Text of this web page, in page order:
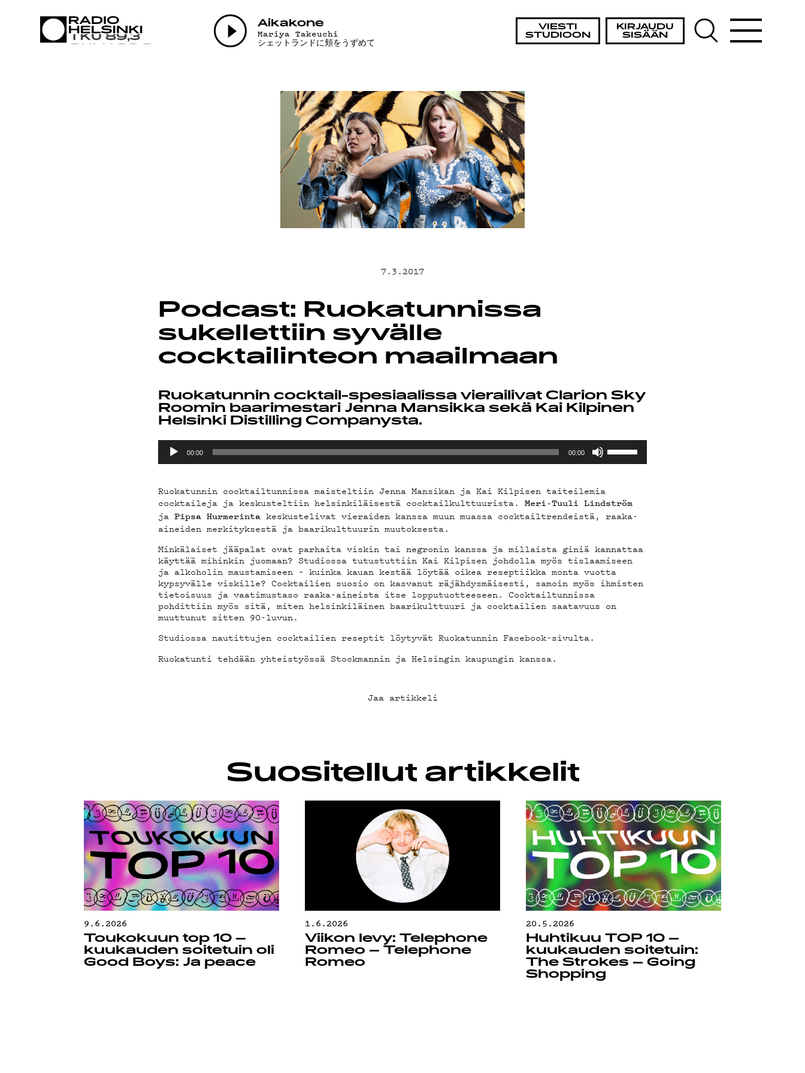
VIESTI
STUDIOON
KIRJAUDU
SISÄÄN
Aikakone
Mariya Takeuchi
シェットランドに頬をうずめて
AJANKOHTAISTA
OHJELMAT
TEKIJÄT
ON-DEMAND
PODCAST
MAINOSTA
YHTEYSTIEDOT
G LIVELAB
YSTÄVÄKLUBI
TIETOSUOJA
7.3.2017
Podcast: Ruokatunnissa
sukellettiin syvälle
cocktailinteon maailmaan
Ruokatunnin cocktail-spesiaalissa vierailivat Clarion Sky
Roomin baarimestari Jenna Mansikka sekä Kai Kilpinen
Helsinki Distilling Companysta.
Äänitoistin
00:00 00:00
ylös
äänenvoimakkuutta
suuremmaksi
Ruokatunnin cocktailtunnissa maisteltiin Jenna Mansikan ja Kai Kilpisen taiteilemia
cocktaileja ja keskusteltiin helsinkiläisestä cocktailkulttuurista.Meri-Tuuli Lindström
jaPipsa Hurmerinta keskustelivat vieraiden kanssa muun muassa cocktailtrendeistä, raaka-
aineiden merkityksestä ja baarikulttuurin muutoksesta.
Minkälaiset jääpalat ovat parhaita viskin tai negronin kanssa ja millaista giniä kannattaa
käyttää mihinkin juomaan? Studiossa tutustuttiin Kai Kilpisen johdolla myös tislaamiseen
ja alkoholin maustamiseen – kuinka kauan kestää löytää oikea reseptiikka monta vuotta
kypsyvälle viskille? Cocktailien suosio on kasvanut räjähdysmäisesti, samoin myös ihmisten
tietoisuus ja vaatimustaso raaka-aineista itse lopputuotteeseen. Cocktailtunnissa
pohdittiin myös sitä, miten helsinkiläinen baarikulttuuri ja cocktailien saatavuus on
muuttunut sitten 90-luvun.
Studiossa nautittujen cocktailien reseptit löytyvät Ruokatunnin Facebook-sivulta.
Ruokatunti tehdään yhteistyössä Stockmannin ja Helsingin kaupungin kanssa.
Jaa artikkeli
Suositellut artikkelit
9.6.2026
Toukokuun top 10 –
kuukauden soitetuin oli
Good Boys: Ja peace
1.6.2026
Viikon levy: Telephone
Romeo – Telephone
Romeo
20.5.2026
Huhtikuu TOP 10 –
kuukauden soitetuin:
The Strokes – Going
Shopping